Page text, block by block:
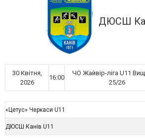
ДЮСШ
30 Квітня,
2026
16:00
ЧО Жайвір-ліга U11
25/26
«Цетус» Черкаси U11
ДЮСШ Канів U11